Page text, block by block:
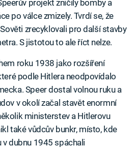
projekt zničily bomby a
po válce zmizely. Tvrdí se, že
zrecyklovali pro další stavby
S jistotou to ale říct nelze.
roku 1938 jako rozšíření
podle Hitlera neodpovídalo
Speer dostal volnou ruku a
v okolí začal stavět enormní
ministerstev a Hitlerovu
také vůdcův bunkr, místo, kde
v dubnu 1945 spáchali